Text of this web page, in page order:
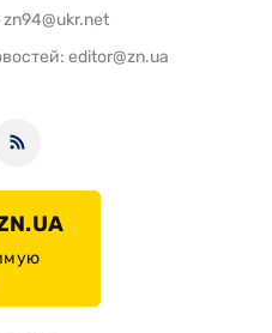
zn94@ukr.net
editor@zn.ua